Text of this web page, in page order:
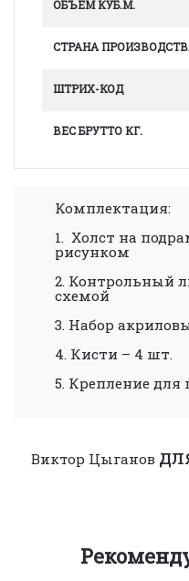
ОБЪЕМ КУБ.М.
СТРАНА
ШТРИХ-КОД
ВЕС БРУТТО КГ.
Комплектация:
1. Холст на
рисунком
2. Контрольный
схемой
3. Набор
4. Кисти – 4 шт.
5. Крепление для
Виктор Цыганов